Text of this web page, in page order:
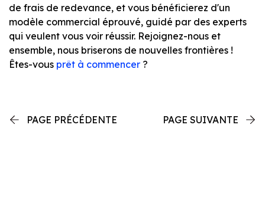
de frais de redevance, et vous bénéficierez d'un
modèle commercial éprouvé, guidé par des experts
qui veulent vous voir réussir. Rejoignez-nous et
ensemble, nous briserons de nouvelles frontières !
Êtes-vous prêt à commencer ?
PAGE PRÉCÉDENTE PAGE SUIVANTE